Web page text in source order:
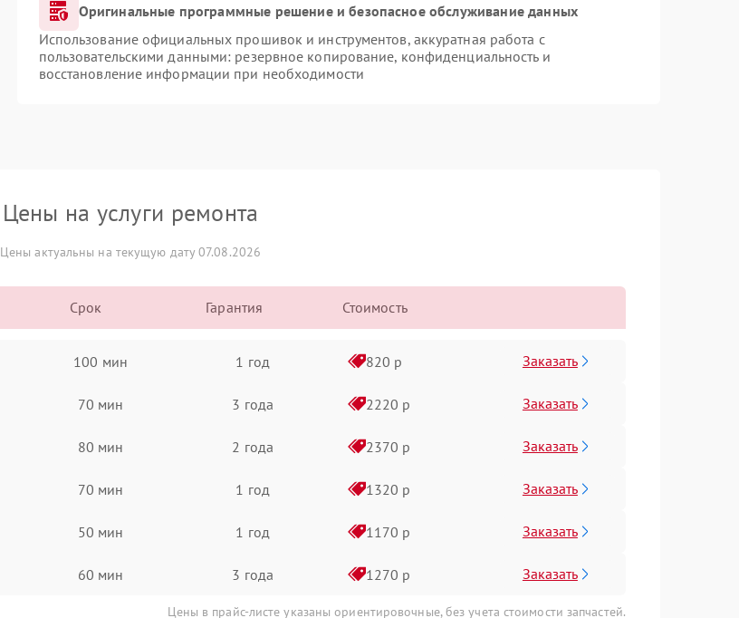
Оригинальные программные решение и безопасное обслуживание данных
Использование официальных прошивок и инструментов, аккуратная работа с
пользовательскими данными: резервное копирование, конфиденциальность и
восстановление информации при необходимости
Цены на услуги ремонта
Цены актуальны на текущую дату 07.08.2026
Срок Гарантия Стоимость
100 мин 1 год 820 р Заказать
70 мин 3 года 2220 р Заказать
80 мин 2 года 2370 р Заказать
70 мин 1 год 1320 р Заказать
50 мин 1 год 1170 р Заказать
60 мин 3 года 1270 р Заказать
Цены в прайс-листе указаны ориентировочные, без учета стоимости запчастей.